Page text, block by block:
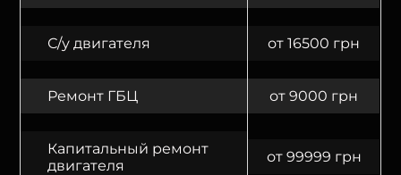
С/у двигателя от 16500 грн
Ремонт ГБЦ от 9000 грн
Капитальный ремонт
двигателя
от 99999 грн